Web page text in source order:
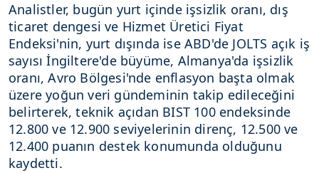
Analistler, bugün yurt içinde işsizlik oranı, dış
ticaret dengesi ve Hizmet Üretici Fiyat
Endeksi'nin, yurt dışında ise ABD'de JOLTS açık iş
sayısı İngiltere'de büyüme, Almanya'da işsizlik
oranı, Avro Bölgesi'nde enflasyon başta olmak
üzere yoğun veri gündeminin takip edileceğini
belirterek, teknik açıdan BIST 100 endeksinde
12.800 ve 12.900 seviyelerinin direnç, 12.500 ve
12.400 puanın destek konumunda olduğunu
kaydetti.